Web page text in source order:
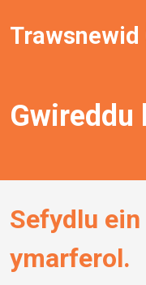
Trawsnewid
Gwireddu
Sefydlu
ymarferol.